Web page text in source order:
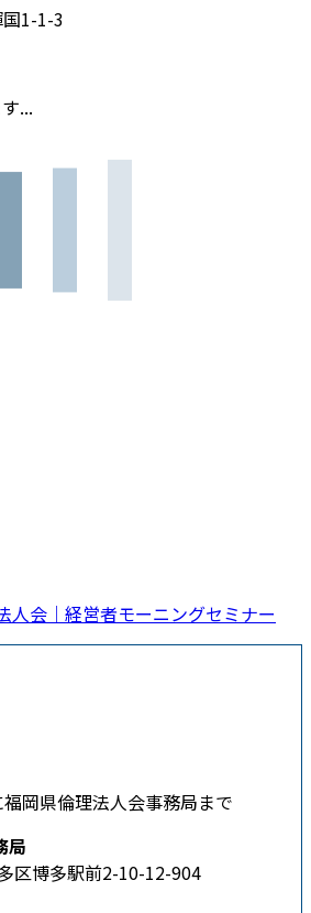
1-1-3
...
人会｜経営者モーニングセミナー
岡県倫理法人会事務局まで
局
区博多駅前2-10-12-904